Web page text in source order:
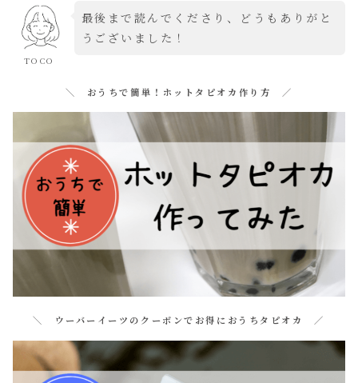
TOCO
最後まで読んでくださり、どうもありがと
うございました！
＼ おうちで簡単！ホットタピオカ作り方 ／
＼ ウーバーイーツのクーポンでお得におうちタピオカ ／